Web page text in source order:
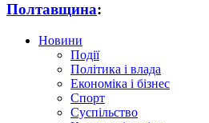
Полтавщина:
Новини
Події
Політика і влада
Економіка і бізнес
Спорт
Суспільство